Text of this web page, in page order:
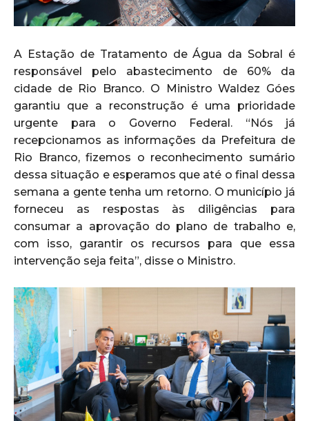
A Estação de Tratamento de Água da Sobral é
responsável pelo abastecimento de 60% da
cidade de Rio Branco. O Ministro Waldez Góes
garantiu que a reconstrução é uma prioridade
urgente para o Governo Federal. “Nós já
recepcionamos as informações da Prefeitura de
Rio Branco, fizemos o reconhecimento sumário
dessa situação e esperamos que até o final dessa
semana a gente tenha um retorno. O município já
forneceu as respostas às diligências para
consumar a aprovação do plano de trabalho e,
com isso, garantir os recursos para que essa
intervenção seja feita”, disse o Ministro.